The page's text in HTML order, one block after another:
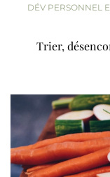
DÉV PERSONNEL
Trier,